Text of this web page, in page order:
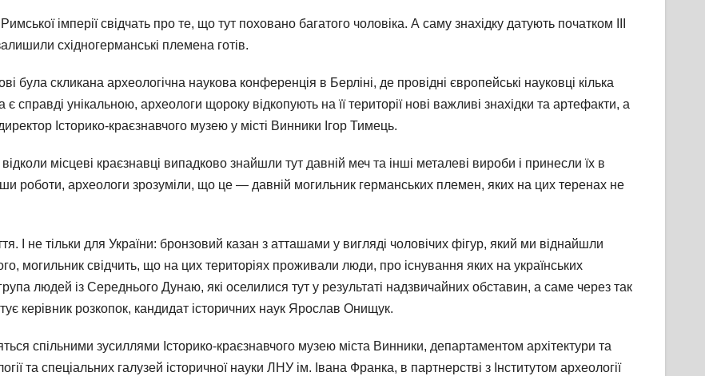
імперії свідчать про те, що тут поховано багатого чоловіка. А саму знахідку датують початком ІІІ
східногерманські племена готів.
була скликана археологічна наукова конференція в Берліні, де провідні європейські науковці кілька
справді унікальною, археологи щороку відкопують на її території нові важливі знахідки та артефакти, а
Історико-краєзнавчого музею у місті Винники Ігор Тимець.
місцеві краєзнавці випадково знайшли тут давній меч та інші металеві вироби і принесли їх в
роботи, археологи зрозуміли, що це — давній могильник германських племен, яких на цих теренах не
І не тільки для України: бронзовий казан з атташами у вигляді чоловічих фігур, який ми віднайшли
могильник свідчить, що на цих територіях проживали люди, про існування яких на українських
людей із Середнього Дунаю, які оселилися тут у результаті надзвичайних обставин, а саме через так
керівник розкопок, кандидат історичних наук Ярослав Онищук.
спільними зусиллями Історико-краєзнавчого музею міста Винники, департаментом архітектури та
та спеціальних галузей історичної науки ЛНУ ім. Івана Франка, в партнерстві з Інститутом археології